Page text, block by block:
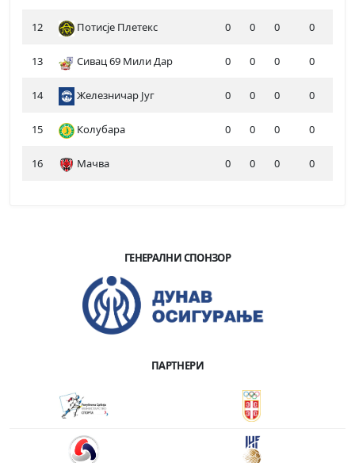
12 Потисје Плетекс 0 0 0 0
13 Сивац 69 Мили Дар 0 0 0 0
14 Железничар Југ 0 0 0 0
15 Колубара 0 0 0 0
16 Мачва 0 0 0 0
ГЕНЕРАЛНИ СПОНЗОР
ПАРТНЕРИ